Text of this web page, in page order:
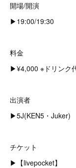
開場/開演
▶︎19:00/19:30
料金
▶︎¥4,000 ※ドリンク
出演者
▶︎5J(KEN5・Juker)
チケット
▶︎【livepocket】